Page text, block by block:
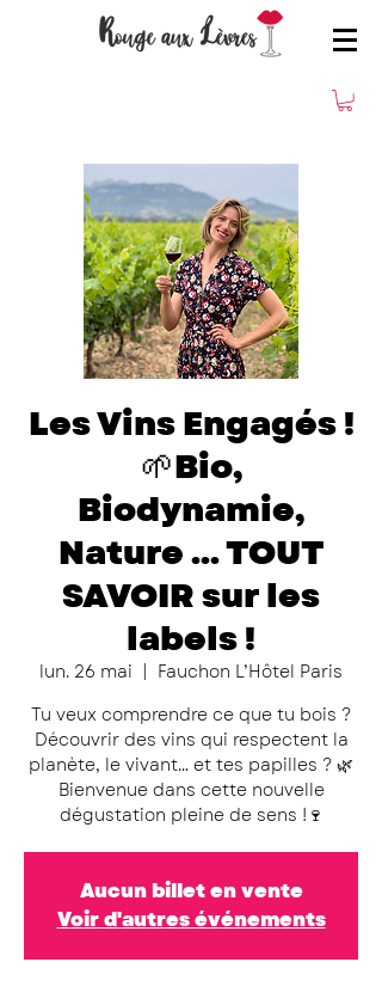
Les Vins Engagés !
🌱Bio,
Biodynamie,
Nature ... TOUT
SAVOIR sur les
labels !
lun. 26 mai
Fauchon L’Hôtel Paris
Tu veux comprendre ce que tu bois ?
Découvrir des vins qui respectent la
planète, le vivant… et tes papilles ? 🌿
Bienvenue dans cette nouvelle
dégustation pleine de sens !🍷
Aucun billet en vente
Voir d'autres événements